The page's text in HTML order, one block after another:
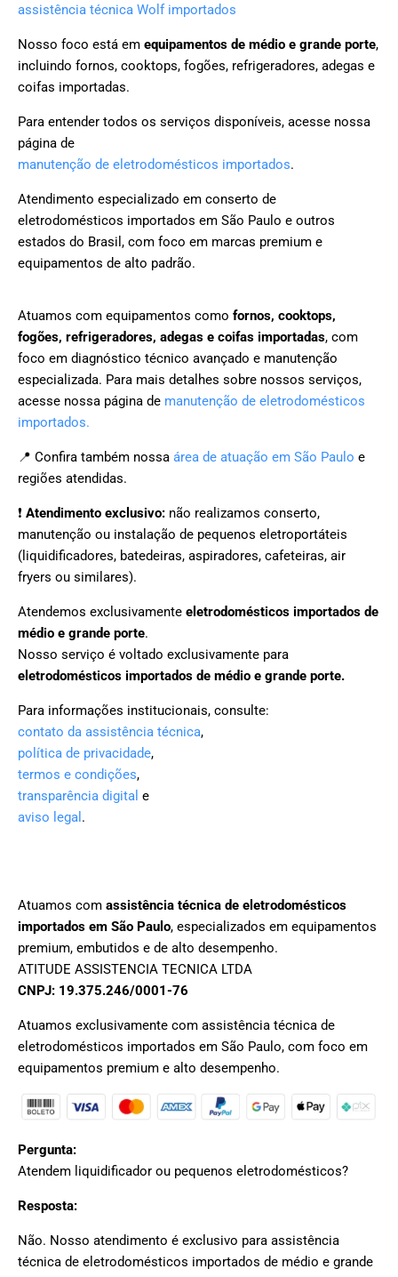
assistência técnica Wolf importados
Nosso foco está em equipamentos de médio e grande porte,
incluindo fornos, cooktops, fogões, refrigeradores, adegas e
coifas importadas.
Para entender todos os serviços disponíveis, acesse nossa
página de
manutenção de eletrodomésticos importados.
Atendimento especializado em conserto de
eletrodomésticos importados em São Paulo e outros
estados do Brasil, com foco em marcas premium e
equipamentos de alto padrão.
Atuamos com equipamentos como fornos, cooktops,
fogões, refrigeradores, adegas e coifas importadas, com
foco em diagnóstico técnico avançado e manutenção
especializada. Para mais detalhes sobre nossos serviços,
acesse nossa página de manutenção de eletrodomésticos
importados.
📍 Confira também nossa área de atuação em São Paulo e
regiões atendidas.
❗ Atendimento exclusivo: não realizamos conserto,
manutenção ou instalação de pequenos eletroportáteis
(liquidificadores, batedeiras, aspiradores, cafeteiras, air
fryers ou similares).
Atendemos exclusivamente eletrodomésticos importados de
médio e grande porte.
Nosso serviço é voltado exclusivamente para
eletrodomésticos importados de médio e grande porte.
Para informações institucionais, consulte:
contato da assistência técnica,
política de privacidade,
termos e condições,
transparência digital e
aviso legal .
Atuamos com assistência técnica de eletrodomésticos
importados em São Paulo, especializados em equipamentos
premium, embutidos e de alto desempenho.
ATITUDE ASSISTENCIA TECNICA LTDA
CNPJ: 19.375.246/0001-76
Atuamos exclusivamente com assistência técnica de
eletrodomésticos importados em São Paulo, com foco em
equipamentos premium e alto desempenho.
Pergunta:
Atendem liquidificador ou pequenos eletrodomésticos?
Resposta:
Não. Nosso atendimento é exclusivo para assistência
técnica de eletrodomésticos importados de médio e grande